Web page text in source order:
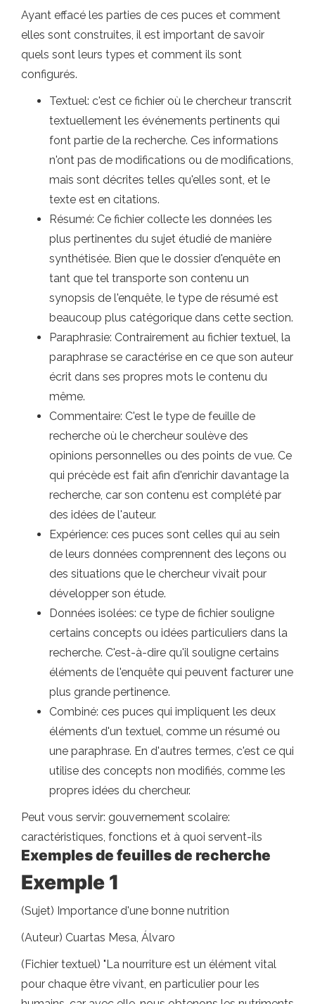
Ayant effacé les parties de ces puces et comment
elles sont construites, il est important de savoir
quels sont leurs types et comment ils sont
configurés.
Textuel: c'est ce fichier où le chercheur transcrit
textuellement les événements pertinents qui
font partie de la recherche. Ces informations
n'ont pas de modifications ou de modifications,
mais sont décrites telles qu'elles sont, et le
texte est en citations.
Résumé: Ce fichier collecte les données les
plus pertinentes du sujet étudié de manière
synthétisée. Bien que le dossier d'enquête en
tant que tel transporte son contenu un
synopsis de l'enquête, le type de résumé est
beaucoup plus catégorique dans cette section.
Paraphrasie: Contrairement au fichier textuel, la
paraphrase se caractérise en ce que son auteur
écrit dans ses propres mots le contenu du
même.
Commentaire: C'est le type de feuille de
recherche où le chercheur soulève des
opinions personnelles ou des points de vue. Ce
qui précède est fait afin d'enrichir davantage la
recherche, car son contenu est complété par
des idées de l'auteur.
Expérience: ces puces sont celles qui au sein
de leurs données comprennent des leçons ou
des situations que le chercheur vivait pour
développer son étude.
Données isolées: ce type de fichier souligne
certains concepts ou idées particuliers dans la
recherche. C'est-à-dire qu'il souligne certains
éléments de l'enquête qui peuvent facturer une
plus grande pertinence.
Combiné: ces puces qui impliquent les deux
éléments d'un textuel, comme un résumé ou
une paraphrase. En d'autres termes, c'est ce qui
utilise des concepts non modifiés, comme les
propres idées du chercheur.
Peut vous servir: gouvernement scolaire:
caractéristiques, fonctions et à quoi servent-ils
Exemples de feuilles de recherche
Exemple 1
(Sujet) Importance d'une bonne nutrition
(Auteur) Cuartas Mesa, Álvaro
(Fichier textuel) "La nourriture est un élément vital
pour chaque être vivant, en particulier pour les